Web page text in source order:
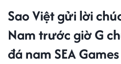
Sao Việt gửi lời
Nam trước giờ G
đá nam SEA